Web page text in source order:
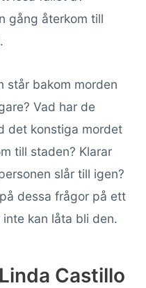
gång återkom till
står bakom morden
Vad har de
det konstiga mordet
till staden? Klarar
slår till igen?
dessa frågor på ett
kan låta bli den.
Castillo